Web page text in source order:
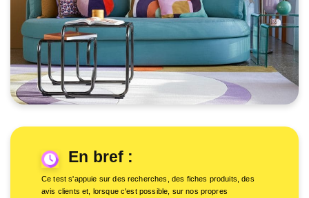
En bref :
Ce test s'appuie sur des recherches, des fiches produits, des
avis clients et, lorsque c'est possible, sur nos propres